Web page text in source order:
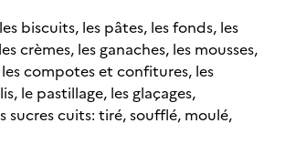
biscuits, les pâtes, les fonds, les
crèmes, les ganaches, les mousses,
compotes et confitures, les
le pastillage, les glaçages,
sucres cuits: tiré, soufflé, moulé,